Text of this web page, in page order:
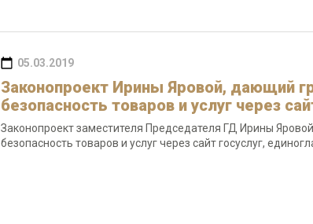
05.03.2019
Законопроект Ирины Яровой, дающий
безопасность товаров и услуг через
Законопроект заместителя Председателя ГД Ирины
безопасность товаров и услуг через сайт госуслуг,